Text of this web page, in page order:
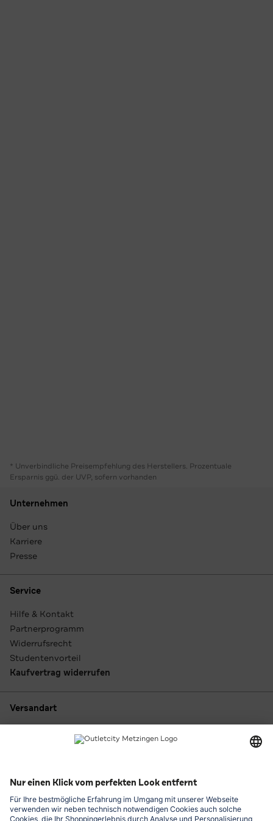
* Unverbindliche Preisempfehlung des Herstellers. Prozentuale
Ersparnis ggü. der UVP, sofern vorhanden
Unternehmen
Über uns
Karriere
Presse
Service
Hilfe & Kontakt
Partnerprogramm
Widerrufsrecht
Studentenvorteil
Kaufvertrag widerrufen
Versandart